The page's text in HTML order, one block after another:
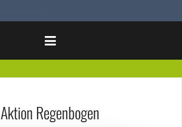
Aktion Regenbogen